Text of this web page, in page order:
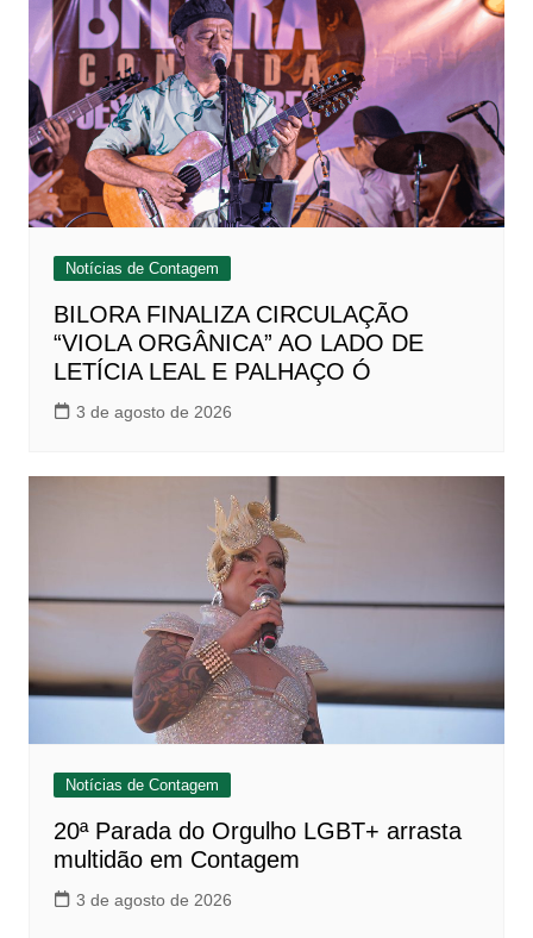
Notícias de Contagem
BILORA FINALIZA CIRCULAÇÃO
“VIOLA ORGÂNICA” AO LADO DE
LETÍCIA LEAL E PALHAÇO Ó
3 de agosto de 2026
Notícias de Contagem
20ª Parada do Orgulho LGBT+ arrasta
multidão em Contagem
3 de agosto de 2026